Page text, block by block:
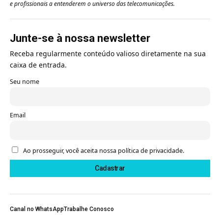
e profissionais a entenderem o universo das telecomunicações.
Junte-se à nossa newsletter
Receba regularmente conteúdo valioso diretamente na sua
caixa de entrada.
Seu nome
Email
Ao prosseguir, você aceita nossa política de privacidade.
Canal no WhatsAppTrabalhe Conosco